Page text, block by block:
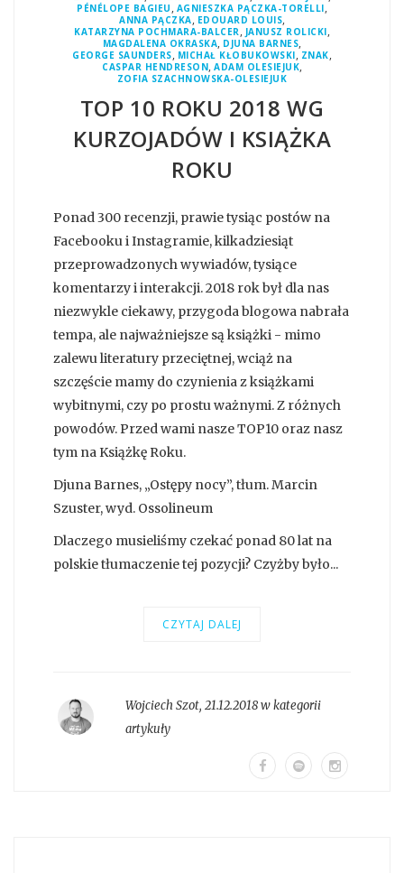
PÉNÉLOPE BAGIEU , AGNIESZKA PĄCZKA-TORELLI,
ANNA PĄCZKA, EDOUARD LOUIS,
KATARZYNA POCHMARA-BALCER, JANUSZ ROLICKI,
MAGDALENA OKRASKA, DJUNA BARNES,
GEORGE SAUNDERS, MICHAŁ KŁOBUKOWSKI, ZNAK,
CASPAR HENDRESON, ADAM OLESIEJUK,
ZOFIA SZACHNOWSKA-OLESIEJUK
TOP 10 ROKU 2018 WG
KURZOJADÓW I KSIĄŻKA
ROKU
Ponad 300 recenzji, prawie tysiąc postów na
Facebooku i Instagramie, kilkadziesiąt
przeprowadzonych wywiadów, tysiące
komentarzy i interakcji. 2018 rok był dla nas
niezwykle ciekawy, przygoda blogowa nabrała
tempa, ale najważniejsze są książki - mimo
zalewu literatury przeciętnej, wciąż na
szczęście mamy do czynienia z książkami
wybitnymi, czy po prostu ważnymi. Z różnych
powodów. Przed wami nasze TOP10 oraz nasz
tym na Książkę Roku.
Djuna Barnes, „Ostępy nocy”, tłum. Marcin
Szuster, wyd. Ossolineum
Dlaczego musieliśmy czekać ponad 80 lat na
polskie tłumaczenie tej pozycji? Czyżby było...
CZYTAJ DALEJ
Wojciech Szot, 21.12.2018 w kategorii
artykuły